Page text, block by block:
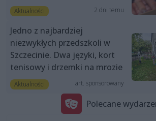
Aktualności 2 dni temu
Jedno z najbardziej
niezwykłych przedszkoli w
Szczecinie. Dwa języki, kort
tenisowy i drzemki na mrozie
Aktualności art. sponsorowany
Polecane